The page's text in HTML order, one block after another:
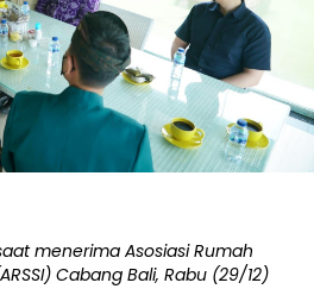
menerima Asosiasi Rumah
Cabang Bali, Rabu (29/12)